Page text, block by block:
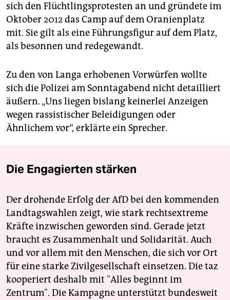
sich den Flüchtlingsprotesten an und gründete im
Oktober 2012 das Camp auf dem Oranienplatz
mit. Sie gilt als eine Führungsfigur auf dem Platz,
als besonnen und redegewandt.
Zu den von Langa erhobenen Vorwürfen wollte
sich die Polizei am Sonntagabend nicht detailliert
äußern. „Uns liegen bislang keinerlei Anzeigen
wegen rassistischer Beleidigungen oder
Ähnlichem vor“, erklärte ein Sprecher.
Die Engagierten stärken
Der drohende Erfolg der AfD bei den kommenden
Landtagswahlen zeigt, wie stark rechtsextreme
Kräfte inzwischen geworden sind. Gerade jetzt
braucht es Zusammenhalt und Solidarität. Auch
und vor allem mit den Menschen, die sich vor Ort
für eine starke Zivilgesellschaft einsetzen. Die taz
kooperiert deshalb mit "Alles beginnt im
Zentrum". Die Kampagne unterstützt bundesweit